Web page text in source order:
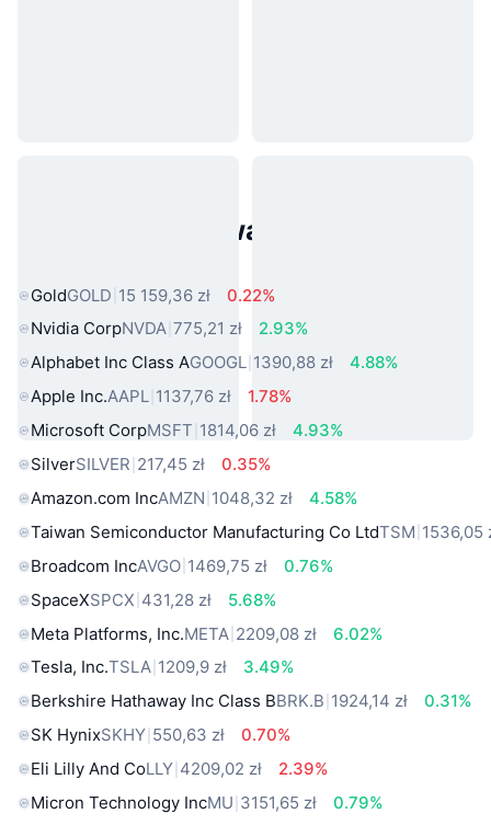
Popularne aktywa ze świata
GoldGOLD 15 159,36 zł
0.22%
Nvidia CorpNVDA 775,21 zł
2.93%
Alphabet Inc Class AGOOGL 1390,88 zł
4.88%
Apple Inc.AAPL 1137,76 zł
1.78%
Microsoft CorpMSFT 1814,06 zł
4.93%
SilverSILVER 217,45 zł
0.35%
Amazon.com IncAMZN 1048,32 zł
4.58%
Taiwan Semiconductor Manufacturing Co LtdTSM 1536,05
Broadcom IncAVGO 1469,75 zł
0.76%
SpaceXSPCX 431,28 zł
5.68%
Meta Platforms, Inc.META 2209,08 zł
6.02%
Tesla, Inc.TSLA 1209,9 zł
3.49%
Berkshire Hathaway Inc Class BBRK.B 1924,14 zł
0.31%
SK HynixSKHY 550,63 zł
0.70%
Eli Lilly And CoLLY 4209,02 zł
2.39%
Micron Technology IncMU 3151,65 zł
0.79%